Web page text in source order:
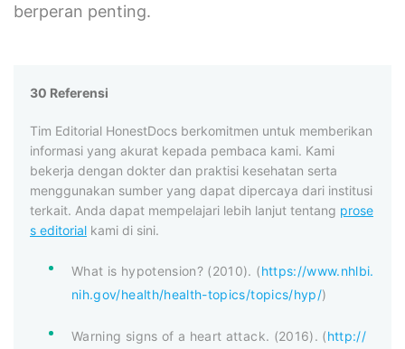
berperan penting.
30 Referensi
Tim Editorial HonestDocs berkomitmen untuk memberikan
informasi yang akurat kepada pembaca kami. Kami
bekerja dengan dokter dan praktisi kesehatan serta
menggunakan sumber yang dapat dipercaya dari institusi
terkait. Anda dapat mempelajari lebih lanjut tentang prose
s editorial kami di sini.
What is hypotension? (2010). (https://www.nhlbi.
nih.gov/health/health-topics/topics/hyp/)
Warning signs of a heart attack. (2016). (http://